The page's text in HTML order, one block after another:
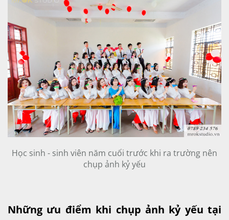
Học sinh - sinh viên năm cuối trước khi ra trường nên
chụp ảnh kỷ yếu
Những ưu điểm khi chụp ảnh kỷ yếu tại